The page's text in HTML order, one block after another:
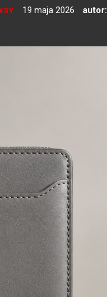
19 maja 2026 autor: